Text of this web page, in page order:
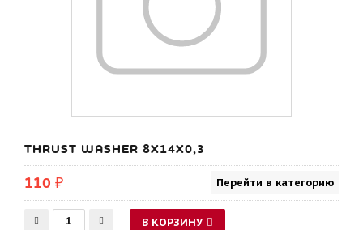
THRUST WASHER 8X14X0,3
110 ₽ Перейти в категорию
В КОРЗИНУ